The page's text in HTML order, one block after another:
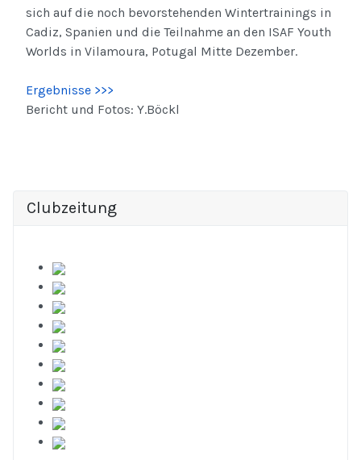
sich auf die noch bevorstehenden Wintertrainings in
Cadiz, Spanien und die Teilnahme an den ISAF Youth
Worlds in Vilamoura, Potugal Mitte Dezember.
Ergebnisse >>>
Bericht und Fotos: Y.Böckl
Clubzeitung